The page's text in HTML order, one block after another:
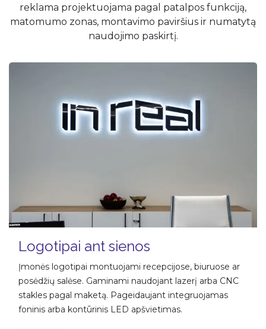
reklama projektuojama pagal patalpos funkciją,
matomumo zonas, montavimo paviršius ir numatytą
naudojimo paskirtį.
Logotipai ant sienos
Įmonės logotipai montuojami recepcijose, biuruose ar
posėdžių salėse. Gaminami naudojant lazerį arba CNC
stakles pagal maketą. Pageidaujant integruojamas
foninis arba kontūrinis LED apšvietimas.​